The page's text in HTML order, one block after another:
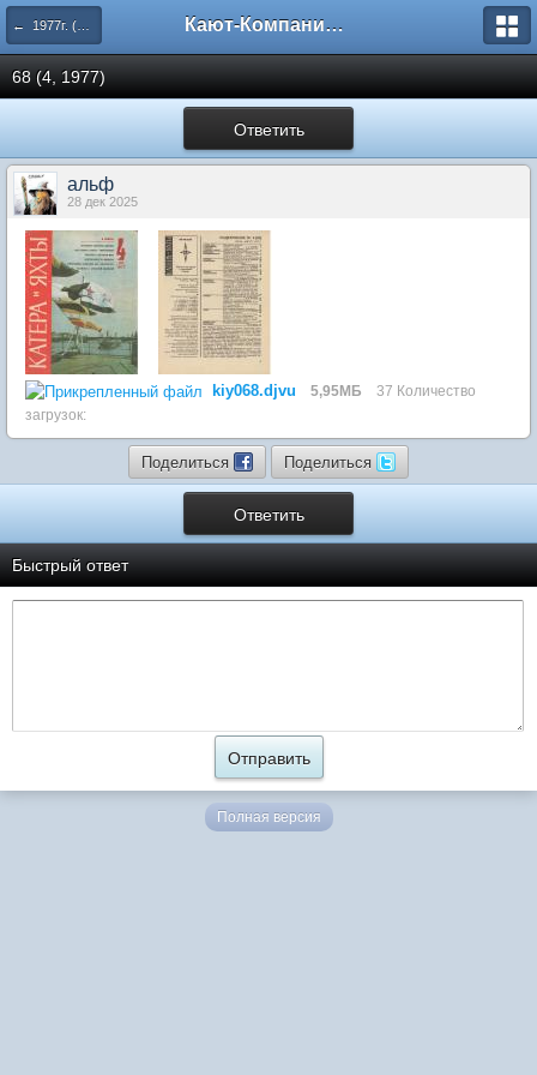
← 1977г. (65-70 номера) Кают-Компания "Катера и Яхты"
68 (4, 1977)
Ответить
альф
28 дек 2025
kiy068.djvu 5,95МБ
37 Количество
загрузок:
Поделиться Поделиться
Ответить
Быстрый ответ
Полная версия